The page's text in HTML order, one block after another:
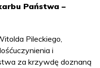
Państwa –
Pileckiego,
i
za krzywdę doznaną